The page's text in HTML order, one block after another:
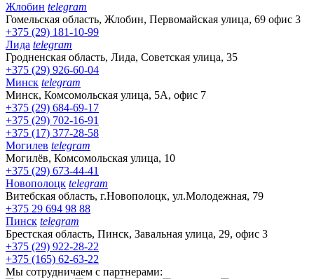
Жлобин telegram
Гомельская область, Жлобин, Первомайская улица, 69 офис 3
+375 (29) 181-10-99
Лида telegram
Гродненская область, Лида, Советская улица, 35
+375 (29) 926-60-04
Минск telegram
Минск, Комсомольская улица, 5А, офис 7
+375 (29) 684-69-17
+375 (29) 702-16-91
+375 (17) 377-28-58
Могилев telegram
Могилёв, Комсомольская улица, 10
+375 (29) 673-44-41
Новополоцк telegram
Витебская область, г.Новополоцк, ул.Молодежная, 79
+375 29 694 98 88
Пинск telegram
Брестская область, Пинск, Завальная улица, 29, офис 3
+375 (29) 922-28-22
+375 (165) 62-63-22
Мы сотрудничаем с партнерами: